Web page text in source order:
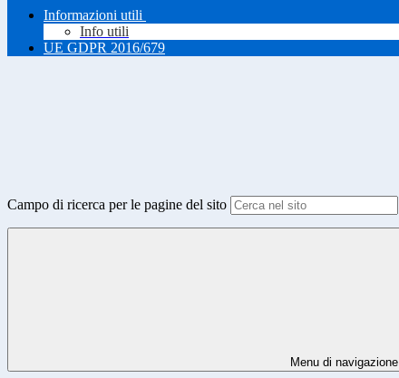
Informazioni utili
Info utili
UE GDPR 2016/679
Campo di ricerca per le pagine del sito
Menu di navigazione